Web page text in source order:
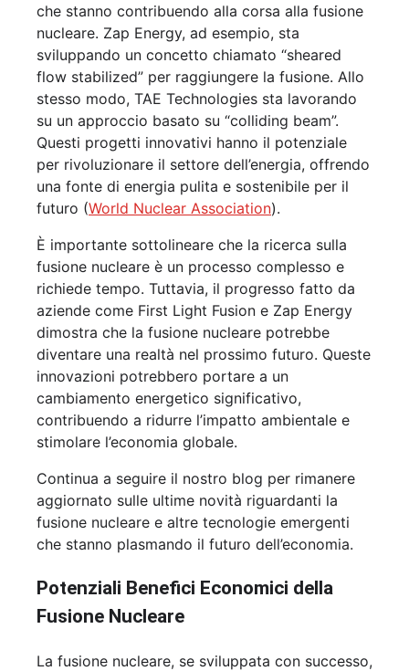
che stanno contribuendo alla corsa alla fusione
nucleare. Zap Energy, ad esempio, sta
sviluppando un concetto chiamato “sheared
flow stabilized” per raggiungere la fusione. Allo
stesso modo, TAE Technologies sta lavorando
su un approccio basato su “colliding beam”.
Questi progetti innovativi hanno il potenziale
per rivoluzionare il settore dell’energia, offrendo
una fonte di energia pulita e sostenibile per il
futuro (World Nuclear Association).
È importante sottolineare che la ricerca sulla
fusione nucleare è un processo complesso e
richiede tempo. Tuttavia, il progresso fatto da
aziende come First Light Fusion e Zap Energy
dimostra che la fusione nucleare potrebbe
diventare una realtà nel prossimo futuro. Queste
innovazioni potrebbero portare a un
cambiamento energetico significativo,
contribuendo a ridurre l’impatto ambientale e
stimolare l’economia globale.
Continua a seguire il nostro blog per rimanere
aggiornato sulle ultime novità riguardanti la
fusione nucleare e altre tecnologie emergenti
che stanno plasmando il futuro dell’economia.
Potenziali Benefici Economici della
Fusione Nucleare
La fusione nucleare, se sviluppata con successo,